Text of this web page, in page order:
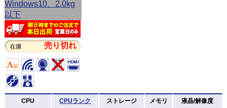
在庫 売り切れ
CPU CPUランク ストレージ メモリ 液晶/解像度